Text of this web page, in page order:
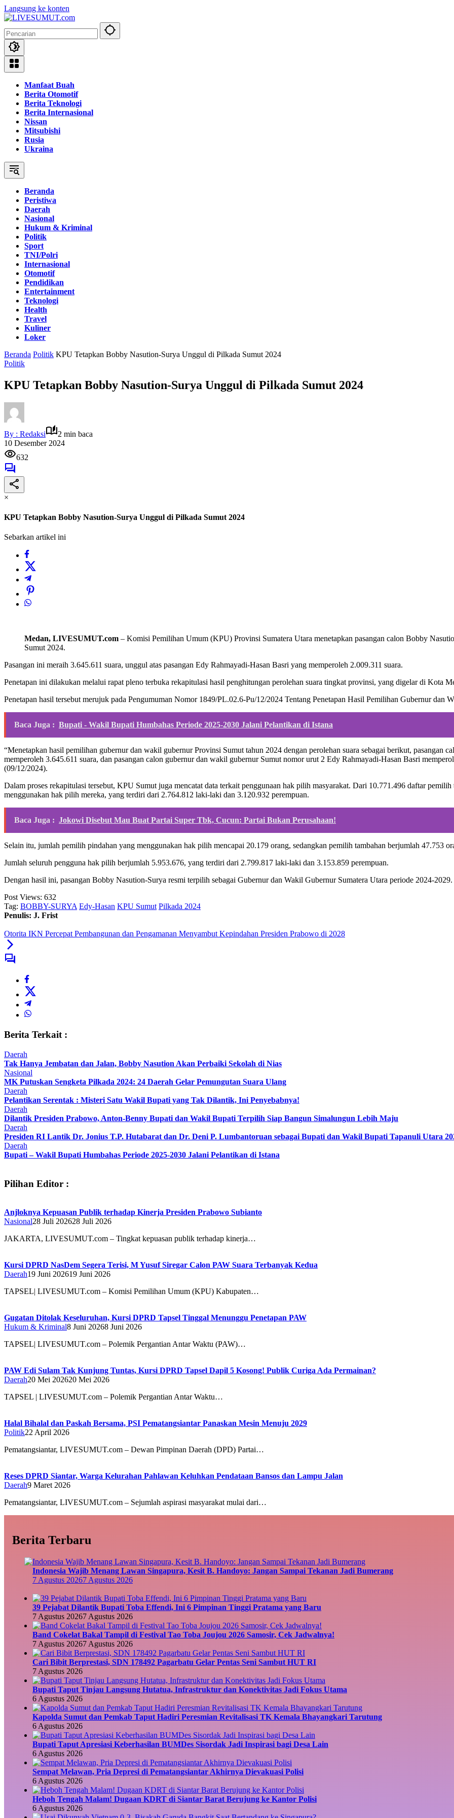
Langsung ke konten
Manfaat Buah
Berita Otomotif
Berita Teknologi
Berita Internasional
Nissan
Mitsubishi
Rusia
Ukraina
Beranda
Peristiwa
Daerah
Nasional
Hukum & Kriminal
Politik
Sport
TNI/Polri
Internasional
Otomotif
Pendidikan
Entertainment
Teknologi
Health
Travel
Kuliner
Loker
Beranda Politik KPU Tetapkan Bobby Nasution-Surya Unggul di Pilkada Sumut 2024
Politik
KPU Tetapkan Bobby Nasution-Surya Unggul di Pilkada Sumut 2024
By : Redaksi
2 min baca
10 Desember 2024
632
×
KPU Tetapkan Bobby Nasution-Surya Unggul di Pilkada Sumut 2024
Sebarkan artikel ini
Medan, LIVESUMUT.com – Komisi Pemilihan Umum (KPU) Provinsi Sumatera Utara menetapkan pasangan calon Bobby
Sumut 2024.
Pasangan ini meraih 3.645.611 suara, unggul atas pasangan Edy Rahmayadi-Hasan Basri yang memperoleh 2.009.311 suara.
Penetapan ini dilakukan melalui rapat pleno terbuka rekapitulasi hasil penghitungan perolehan suara tingkat provinsi, yang digelar di Kota
Penetapan hasil tersebut merujuk pada Pengumuman Nomor 1849/PL.02.6-Pu/12/2024 Tentang Penetapan Hasil Pemilihan Gubernur dan
Baca Juga : Bupati - Wakil Bupati Humbahas Periode 2025-2030 Jalani Pelantikan di Istana
“Menetapkan hasil pemilihan gubernur dan wakil gubernur Provinsi Sumut tahun 2024 dengan perolehan suara sebagai berikut, pasangan
memperoleh 3.645.611 suara, dan pasangan calon gubernur dan wakil gubernur Sumut nomor urut 2 Edy Rahmayadi-Hasan Basri
(09/12/2024).
Dalam proses rekapitulasi tersebut, KPU Sumut juga mencatat data terkait penggunaan hak pilih masyarakat. Dari 10.771.496 daftar
menggunakan hak pilih mereka, yang terdiri dari 2.764.812 laki-laki dan 3.120.932 perempuan.
Baca Juga : Jokowi Disebut Mau Buat Partai Super Tbk, Cucun: Partai Bukan Perusahaan!
Selain itu, jumlah pemilih pindahan yang menggunakan hak pilih mencapai 20.179 orang, sedangkan pemilih tambahan berjumlah 47.753
Jumlah seluruh pengguna hak pilih berjumlah 5.953.676, yang terdiri dari 2.799.817 laki-laki dan 3.153.859 perempuan.
Dengan hasil ini, pasangan Bobby Nasution-Surya resmi terpilih sebagai Gubernur dan Wakil Gubernur Sumatera Utara periode 2024-2029.
Post Views: 632
Tag: BOBBY-SURYA Edy-Hasan KPU Sumut Pilkada 2024
Penulis: J. Frist
Otorita IKN Percepat Pembangunan dan Pengamanan Menyambut Kepindahan Presiden Prabowo di 2028
Berita Terkait :
Daerah
Tak Hanya Jembatan dan Jalan, Bobby Nasution Akan Perbaiki Sekolah di Nias
Nasional
MK Putuskan Sengketa Pilkada 2024: 24 Daerah Gelar Pemungutan Suara Ulang
Daerah
Pelantikan Serentak : Misteri Satu Wakil Bupati yang Tak Dilantik, Ini Penyebabnya!
Daerah
Dilantik Presiden Prabowo, Anton-Benny Bupati dan Wakil Bupati Terpilih Siap Bangun Simalungun Lebih Maju
Daerah
Presiden RI Lantik Dr. Jonius T.P. Hutabarat dan Dr. Deni P. Lumbantoruan sebagai Bupati dan Wakil Bupati Tapanuli Utara
Daerah
Bupati – Wakil Bupati Humbahas Periode 2025-2030 Jalani Pelantikan di Istana
Pilihan Editor :
Anjloknya Kepuasan Publik terhadap Kinerja Presiden Prabowo Subianto
Nasional28 Juli 202628 Juli 2026
JAKARTA, LIVESUMUT.com – Tingkat kepuasan publik terhadap kinerja…
Kursi DPRD NasDem Segera Terisi, M Yusuf Siregar Calon PAW Suara Terbanyak Kedua
Daerah19 Juni 202619 Juni 2026
TAPSEL| LIVESUMUT.com – Komisi Pemilihan Umum (KPU) Kabupaten…
Gugatan Ditolak Keseluruhan, Kursi DPRD Tapsel Tinggal Menunggu Penetapan PAW
Hukum & Kriminal8 Juni 20268 Juni 2026
TAPSEL| LIVESUMUT.com – Polemik Pergantian Antar Waktu (PAW)…
PAW Edi Sulam Tak Kunjung Tuntas, Kursi DPRD Tapsel Dapil 5 Kosong! Publik Curiga Ada Permainan?
Daerah20 Mei 202620 Mei 2026
TAPSEL | LIVESUMUT.com – Polemik Pergantian Antar Waktu…
Halal Bihalal dan Paskah Bersama, PSI Pematangsiantar Panaskan Mesin Menuju 2029
Politik22 April 2026
Pematangsiantar, LIVESUMUT.com – Dewan Pimpinan Daerah (DPD) Partai…
Reses DPRD Siantar, Warga Kelurahan Pahlawan Keluhkan Pendataan Bansos dan Lampu Jalan
Daerah9 Maret 2026
Pematangsiantar, LIVESUMUT.com – Sejumlah aspirasi masyarakat mulai dari…
Berita Terbaru
Indonesia Wajib Menang Lawan Singapura, Kesit B. Handoyo: Jangan Sampai Tekanan Jadi Bumerang
7 Agustus 20267 Agustus 2026
39 Pejabat Dilantik Bupati Toba Effendi, Ini 6 Pimpinan Tinggi Pratama yang Baru
7 Agustus 20267 Agustus 2026
Band Cokelat Bakal Tampil di Festival Tao Toba Joujou 2026 Samosir, Cek Jadwalnya!
7 Agustus 20267 Agustus 2026
Cari Bibit Berprestasi, SDN 178492 Pagarbatu Gelar Pentas Seni Sambut HUT RI
7 Agustus 2026
Bupati Taput Tinjau Langsung Hutatua, Infrastruktur dan Konektivitas Jadi Fokus Utama
6 Agustus 2026
Kapolda Sumut dan Pemkab Taput Hadiri Peresmian Revitalisasi TK Kemala Bhayangkari Tarutung
6 Agustus 2026
Bupati Taput Apresiasi Keberhasilan BUMDes Sisordak Jadi Inspirasi bagi Desa Lain
6 Agustus 2026
Sempat Melawan, Pria Depresi di Pematangsiantar Akhirnya Dievakuasi Polisi
6 Agustus 2026
Heboh Tengah Malam! Dugaan KDRT di Siantar Barat Berujung ke Kantor Polisi
6 Agustus 2026